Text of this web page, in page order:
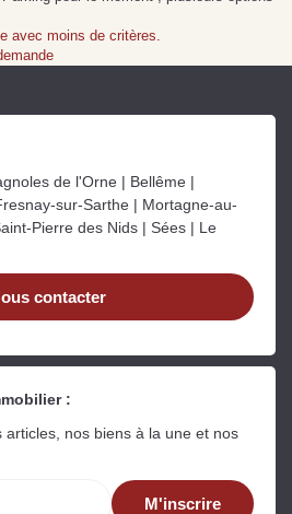
Bagnoles-de-l’Orne :
conséquences ?
en ligne.
recevez votre estimation
maintenant
avec moins de critères.
de l'Orne | Bellême |
sur-Sarthe | Mortagne-au-
Pierre des Nids | Sées | Le
contacter
:
articles, nos biens à la une et nos
M'inscrire